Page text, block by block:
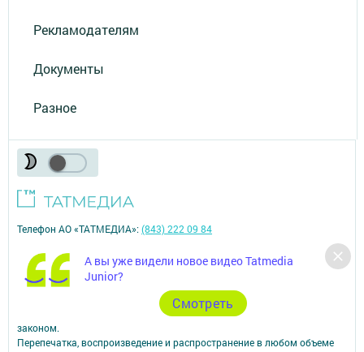
Рекламодателям
Документы
Разное
А вы уже видели новое видео Tatmedia
Junior?
Cмотреть
© 2011 - 2026. Посинформ. Все права защищены.
© ТАТМЕДИА. Все материалы, размещенные на сайте, защищены
законом.
Перепечатка, воспроизведение и распространение в любом объеме
Телефон АО «ТАТМЕДИА»:(843) 222 09 84
16+